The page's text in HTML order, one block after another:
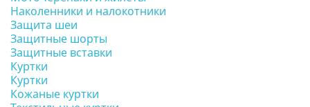
Наколенники и налокотники
Защита шеи
Защитные шорты
Защитные вставки
Куртки
Куртки
Кожаные куртки